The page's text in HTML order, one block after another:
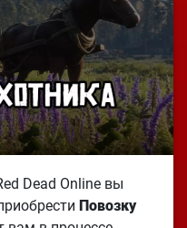
Dead Online вы
Повозку